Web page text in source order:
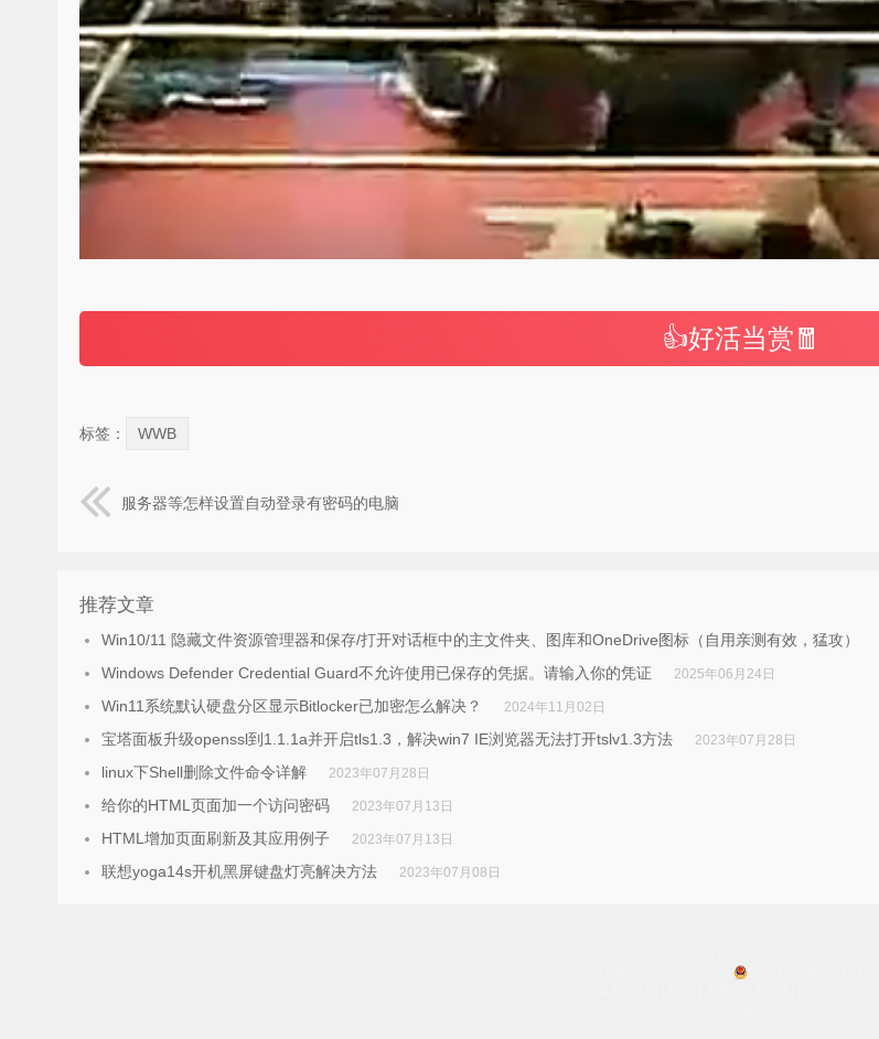
👍好活当赏🧧
标签： WWB
服务器等怎样设置自动登录有密码的电脑
推荐文章
Win10/11 隐藏文件资源管理器和保存/打开对话框中的主文件夹、图库和OneDrive图标（自用亲测有效，猛攻）
Windows Defender Credential Guard不允许使用已保存的凭据。请输入你的凭证 2025年06月24日
Win11系统默认硬盘分区显示Bitlocker已加密怎么解决？ 2024年11月02日
宝塔面板升级openssl到1.1.1a并开启tls1.3，解决win7 IE浏览器无法打开tslv1.3方法 2023年07月28日
linux下Shell删除文件命令详解 2023年07月28日
给你的HTML页面加一个访问密码 2023年07月13日
HTML增加页面刷新及其应用例子 2023年07月13日
联想yoga14s开机黑屏键盘灯亮解决方法 2023年07月08日